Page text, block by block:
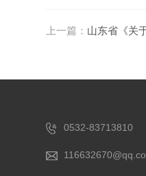
上一篇： 山东省《关
0532-83713810